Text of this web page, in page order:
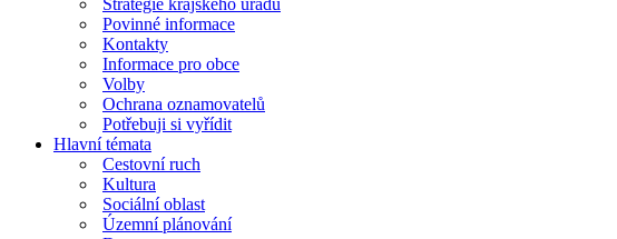
Strategie krajského úřadu
Povinné informace
Kontakty
Informace pro obce
Volby
Ochrana oznamovatelů
Potřebuji si vyřídit
Hlavní témata
Cestovní ruch
Kultura
Sociální oblast
Územní plánování